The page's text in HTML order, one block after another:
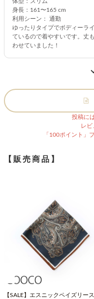
身長：161〜165 cm
利用シーン： 通勤
ゆったりタイプでボディーラ
ているので着やすいです。丈
わせていました！
投稿に
レビ
「100ポイント」
【販売商品】
【SALE】エスニックペイズリー